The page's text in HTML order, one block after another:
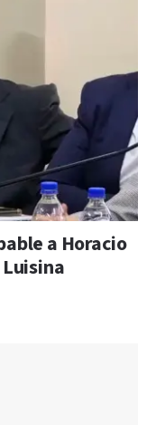
a Horacio